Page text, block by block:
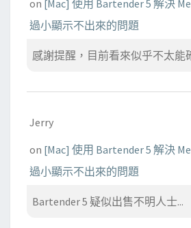
on [Mac] 使用 Bartender 5 解決
過小顯示不出來的問題
感謝提醒，目前看來似乎不太能
Jerry
on [Mac] 使用 Bartender 5 解決
過小顯示不出來的問題
Bartender 5 疑似出售不明人士...